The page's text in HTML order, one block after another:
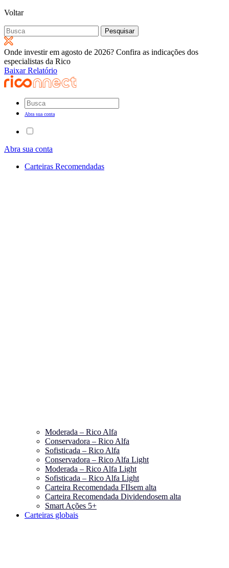
Voltar
Pesquisar
por:
Onde investir em agosto de 2026? Confira as indicações dos
especialistas da Rico
Baixar Relatório
Abra sua conta
Abra sua conta
Carteiras Recomendadas
Moderada – Rico Alfa
Conservadora – Rico Alfa
Sofisticada – Rico Alfa
Conservadora – Rico Alfa Light
Moderada – Rico Alfa Light
Sofisticada – Rico Alfa Light
Carteira Recomendada FIIsem alta
Carteira Recomendada Dividendosem alta
Smart Ações 5+
Carteiras globais